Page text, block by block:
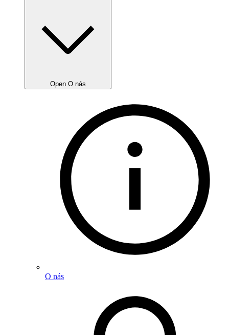
Open O nás
O nás